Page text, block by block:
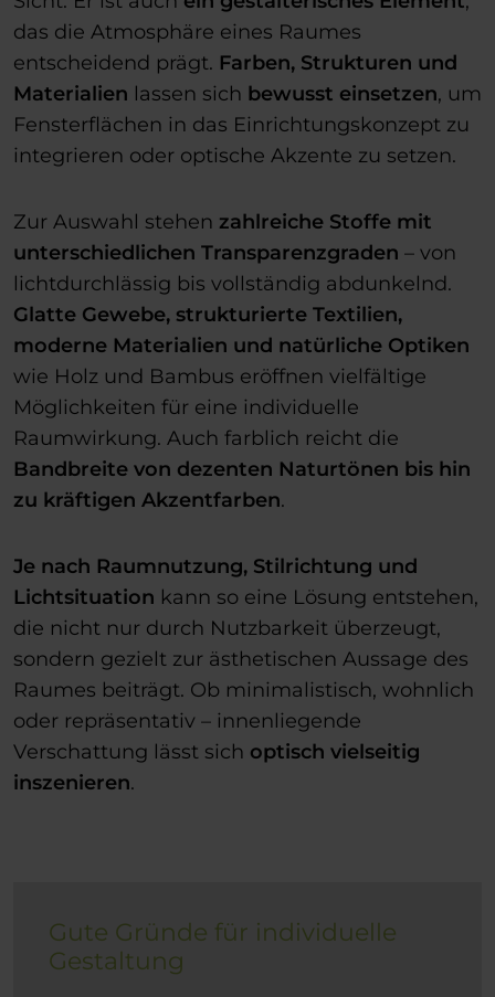
das die Atmosphäre eines Raumes
entscheidend prägt. Farben, Strukturen und
Materialien lassen sich bewusst einsetzen, um
Fensterflächen in das Einrichtungskonzept zu
integrieren oder optische Akzente zu setzen.
Zur Auswahl stehen zahlreiche Stoffe mit
unterschiedlichen Transparenzgraden – von
lichtdurchlässig bis vollständig abdunkelnd.
Glatte Gewebe, strukturierte Textilien,
moderne Materialien und natürliche Optiken
wie Holz und Bambus eröffnen vielfältige
Möglichkeiten für eine individuelle
Raumwirkung. Auch farblich reicht die
Bandbreite von dezenten Naturtönen bis hin
zu kräftigen Akzentfarben.
Je nach Raumnutzung, Stilrichtung und
Lichtsituation kann so eine Lösung entstehen,
die nicht nur durch Nutzbarkeit überzeugt,
sondern gezielt zur ästhetischen Aussage des
Raumes beiträgt. Ob minimalistisch, wohnlich
oder repräsentativ – innenliegende
Verschattung lässt sich optisch vielseitig
inszenieren.
Gute Gründe für individuelle
Gestaltung